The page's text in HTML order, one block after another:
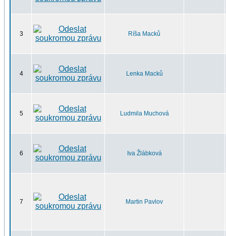
3 Ríša Macků
4 Lenka Macků
5 Ludmila Muchová
6 Iva Žlábková
7 Martin Pavlov